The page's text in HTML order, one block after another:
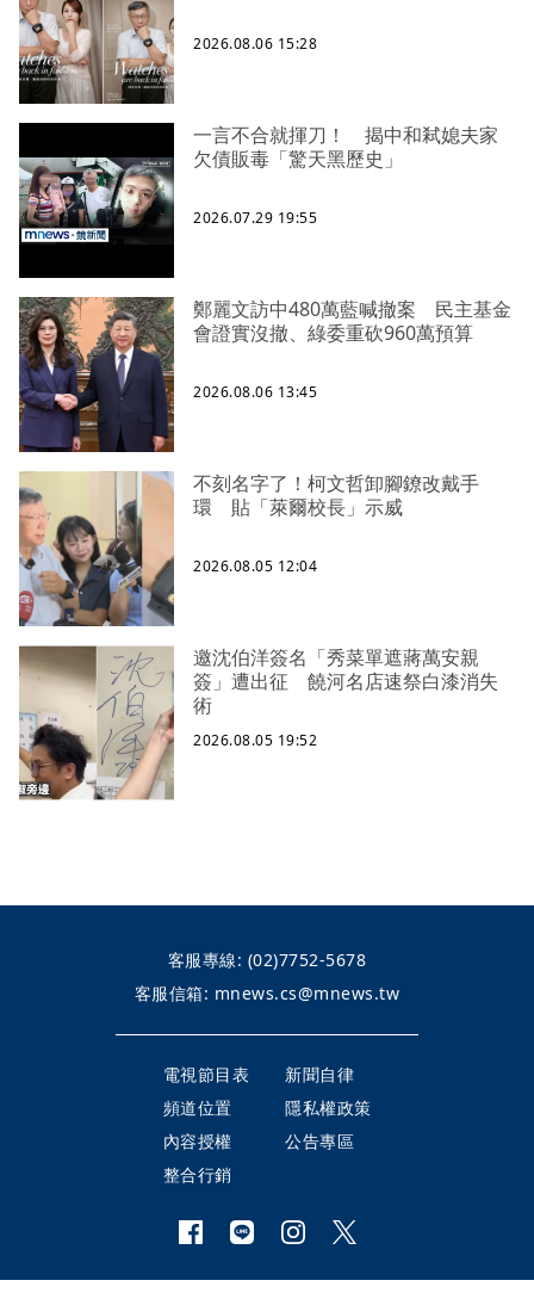
2026.08.06 15:28
一言不合就揮刀！ 揭中和弒媳夫家
欠債販毒「驚天黑歷史」
2026.07.29 19:55
鄭麗文訪中480萬藍喊撤案 民主基金
會證實沒撤、綠委重砍960萬預算
2026.08.06 13:45
不刻名字了！柯文哲卸腳鐐改戴手
環 貼「萊爾校長」示威
2026.08.05 12:04
邀沈伯洋簽名「秀菜單遮蔣萬安親
簽」遭出征 饒河名店速祭白漆消失
術
2026.08.05 19:52
客服專線: (02)7752-5678
客服信箱: mnews.cs@mnews.tw
電視節目表
新聞自律
頻道位置
隱私權政策
內容授權
公告專區
整合行銷